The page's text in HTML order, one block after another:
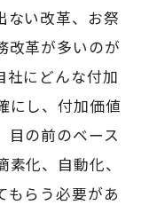
ない改革、お祭
改革が多いのが
社にどんな付加
にし、付加価値
目の前のベース
化、自動化、
もらう必要があ